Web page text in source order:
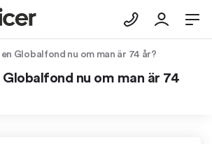
en Globalfond nu om man är 74 år?
Globalfond nu om man är 74